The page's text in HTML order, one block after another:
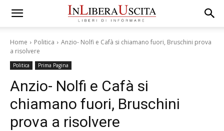
Home Politica
Anzio- Nolfi e Cafà si chiamano fuori, Bruschini prova
a risolvere
Politica Prima Pagina
Anzio- Nolfi e Cafà si
chiamano fuori, Bruschini
prova a risolvere